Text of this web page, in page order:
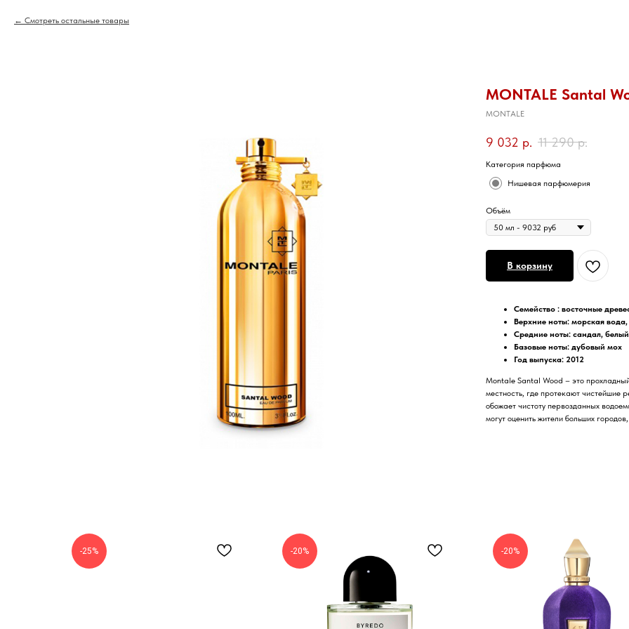
Смотреть остальные товары
MONTALE Santal
MONTALE
9 032 р. 11 290 р.
Категория парфюма
Нишевая парфюмерия
Объём
В корзину
Семейство : восточные
Верхние ноты: морская
Средние ноты: сандал,
Базовые ноты: дубовый мох
Год выпуска: 2012
Montale Santal Wood – это
местность, где протекают чистейшие
обожает чистоту первозданных
могут оценить жители больших
-25% -20% -20%